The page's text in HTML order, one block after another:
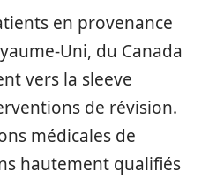
en provenance
Uni, du Canada
vers la sleeve
de révision.
médicales de
hautement qualifiés